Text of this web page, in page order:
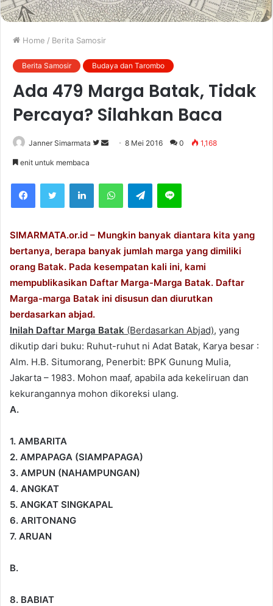
Home / Berita Samosir
Berita Samosir Budaya dan Tarombo
Ada 479 Marga Batak, Tidak
Percaya? Silahkan Baca
Janner Simarmata
F
o
t
e
r
a
8 Mei 2016 0 1,168
enit untuk membaca
Telegram
SIMARMATA.or.id – Mungkin banyak diantara kita yang
bertanya, berapa banyak jumlah marga yang dimiliki
orang Batak. Pada kesempatan kali ini, kami
mempublikasikan Daftar Marga-Marga Batak. Daftar
Marga-marga Batak ini disusun dan diurutkan
berdasarkan abjad.
Inilah Daftar Marga Batak (Berdasarkan Abjad), yang
dikutip dari buku: Ruhut-ruhut ni Adat Batak, Karya besar :
Alm. H.B. Situmorang, Penerbit: BPK Gunung Mulia,
Jakarta – 1983. Mohon maaf, apabila ada kekeliruan dan
kekurangannya mohon dikoreksi ulang.
A.
1. AMBARITA
2. AMPAPAGA (SIAMPAPAGA)
3. AMPUN (NAHAMPUNGAN)
4. ANGKAT
5. ANGKAT SINGKAPAL
6. ARITONANG
7. ARUAN
B.
8. BABIAT